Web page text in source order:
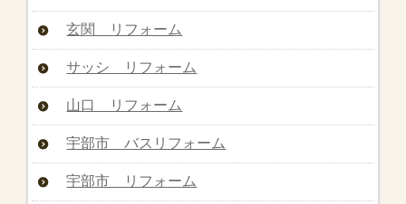
玄関 リフォーム
サッシ リフォーム
山口 リフォーム
宇部市 バスリフォーム
宇部市 リフォーム